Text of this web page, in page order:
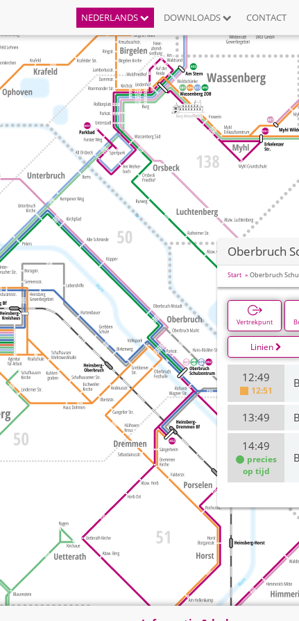
NEDERLANDS DOWNLOADS CONTACT
Oberbruch
Start Oberbruch
Vertrekpunt
Linien
12:49
12:51
13:49
14:49
precies
op tijd